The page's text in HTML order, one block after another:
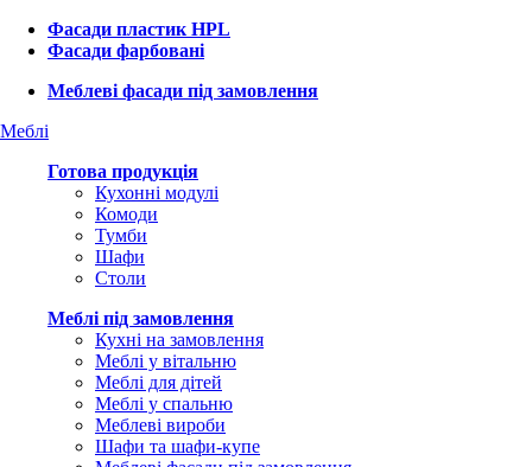
Фасади пластик HPL
Фасади фарбовані
Меблеві фасади під замовлення
Меблі
Готова продукція
Кухонні модулі
Комоди
Тумби
Шафи
Столи
Меблі під замовлення
Кухні на замовлення
Меблі у вітальню
Меблі для дітей
Меблі у спальню
Меблеві вироби
Шафи та шафи-купе